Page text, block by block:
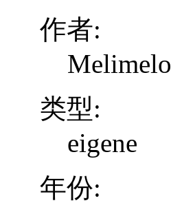
作者:
Melimelo
类型:
eigene
年份: